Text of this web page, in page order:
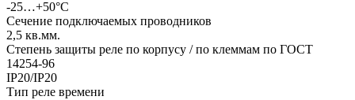
-25…+50°С
Сечение подключаемых проводников
2,5 кв.мм.
Степень защиты реле по корпусу / по клеммам по ГОСТ
14254-96
IP20/IP20
Тип реле времени